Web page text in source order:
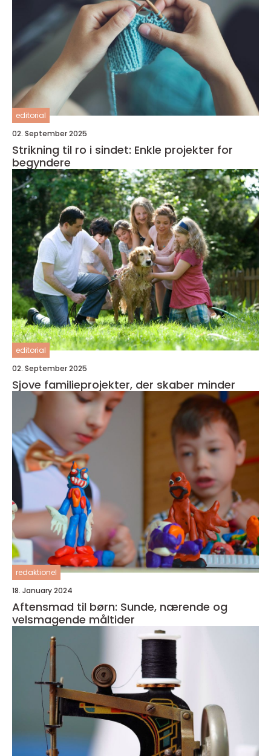
editorial
02. September 2025
Strikning til ro i sindet: Enkle projekter for
begyndere
editorial
02. September 2025
Sjove familieprojekter, der skaber minder
redaktionel
18. January 2024
Aftensmad til børn: Sunde, nærende og
velsmagende måltider